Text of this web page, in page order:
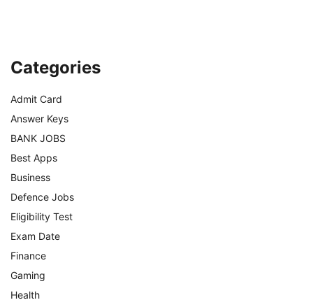
Categories
Admit Card
Answer Keys
BANK JOBS
Best Apps
Business
Defence Jobs
Eligibility Test
Exam Date
Finance
Gaming
Health